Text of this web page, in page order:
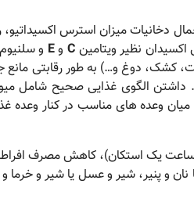
دخانیات میزان استرس
اکسیدان نظیر ویتامینC وE و
کشک، دوغ و…) به طور رقابتی
داشتن الگوی غذایی صحیح شامل
وعده های مناسب در کنار وعده
ساعت یک استکان)، کاهش مصرف
و پنیر، شیر و عسل یا شیر و